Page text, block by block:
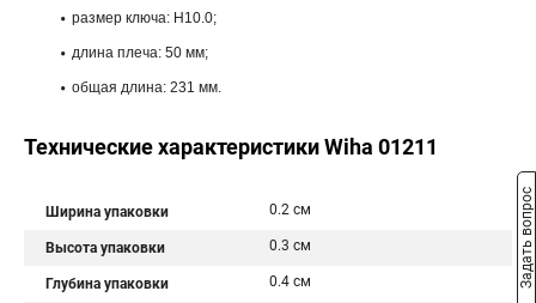
размер ключа: H10.0;
длина плеча: 50 мм;
общая длина: 231 мм.
Технические характеристики Wiha 01211
Ширина упаковки 0.2 см
Высота упаковки 0.3 см
Глубина упаковки 0.4 см Задать вопрос